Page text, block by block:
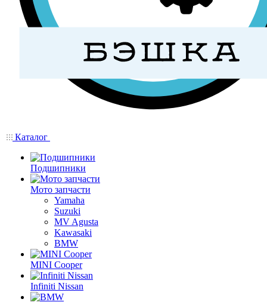
Каталог
Подшипники
Мото запчасти
Yamaha
Suzuki
MV Agusta
Kawasaki
BMW
MINI Cooper
Infiniti Nissan